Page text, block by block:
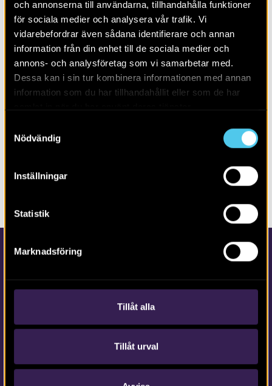
och annonserna till användarna, tillhandahålla funktioner
för sociala medier och analysera vår trafik. Vi
vidarebefordrar även sådana identifierare och annan
information från din enhet till de sociala medier och
annons- och analysföretag som vi samarbetar med.
Dessa kan i sin tur kombinera informationen med annan
information som du har tillhandahållit eller som de har
Nödvändig
Inställningar
Statistik
Marknadsföring
Tillåt alla
Tillåt urval
ALLA INLÄGG I GRUVBRON I FALUN
LÄS MER OM:
BLOGG
DELA SIDAN
Prenumerera på
Tfn vx: 010-480 80 00
info@arkeologerna.com